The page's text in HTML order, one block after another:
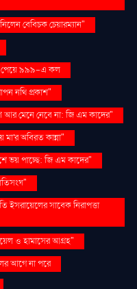
বেবিচক চেয়ারম্যান"
পেয়ে ৯৯৯-এ কল
নথি প্রকাশ"
আর মেনে নেবে না: জি এম কাদের"
অবিরত কান্না"
ভয় পাচ্ছে: জি এম কাদের"
সাবেক নিরাপত্তা
ও হামাসের আগ্রহ"
আগে না পরে